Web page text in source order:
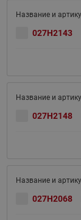
027H2143
027H2148
027H2068